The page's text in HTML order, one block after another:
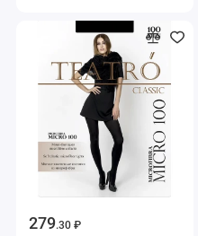
279.30 ₽